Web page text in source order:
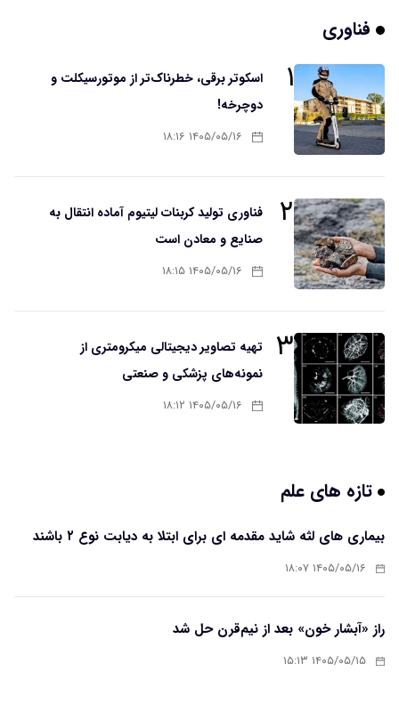
فناوری
۱
اسکوتر برقی، خطرناک‌تر از موتورسیکلت و
دوچرخه!
۱۴۰۵/۰۵/۱۶ ۱۸:۱۶
۲
فناوری تولید کربنات لیتیوم آماده انتقال به
صنایع و معادن است
۱۴۰۵/۰۵/۱۶ ۱۸:۱۵
۳
تهیه تصاویر دیجیتالی میکرومتری از
نمونه‌های پزشکی و صنعتی
۱۴۰۵/۰۵/۱۶ ۱۸:۱۲
تازه های علم
بیماری های لثه شاید مقدمه ای برای ابتلا به دیابت نوع ۲ باشند
۱۴۰۵/۰۵/۱۶ ۱۸:۰۷
راز «آبشار خون» بعد از نیم‌قرن حل شد
۱۴۰۵/۰۵/۱۵ ۱۵:۱۳